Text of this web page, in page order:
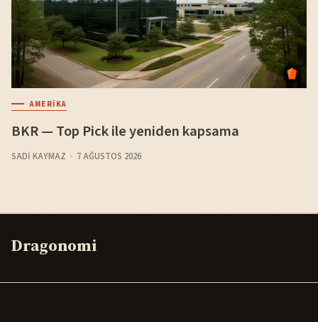
AMERIKA
BKR — Top Pick ile yeniden kapsama
SADI KAYMAZ 7 AĞUSTOS 2026
Dragonomi